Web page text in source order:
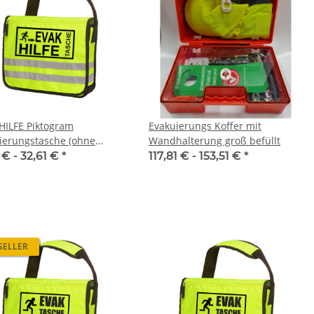
Piktogram
(ohne
€ - 32,61 € *
Evakuierungs Koffer mit
Wandhalterung groß befüllt
117,81 € - 153,51 € *